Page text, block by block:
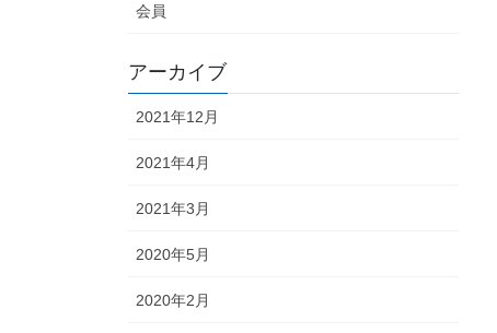
会員
アーカイブ
2021年12月
2021年4月
2021年3月
2020年5月
2020年2月